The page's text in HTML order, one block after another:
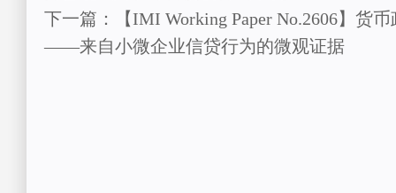
下一篇：【IMI Working Paper No.2606】货
——来自小微企业信贷行为的微观证据